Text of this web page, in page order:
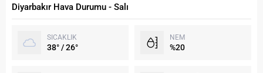
Diyarbakır Hava Durumu - Salı
SICAKLIK
38° / 26°
NEM
%20